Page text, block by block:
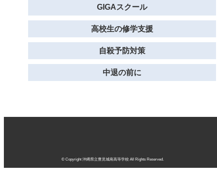
GIGAスクール
高校生の修学支援
自殺予防対策
中退の前に
© Copyright 沖縄県立豊見城南高等学校 All Rights Reserved.